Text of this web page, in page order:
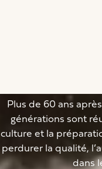
Plus de 60 ans
générations sont
culture et la
perdurer la qualité,
dans